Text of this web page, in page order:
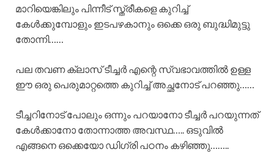
മാറിയെങ്കിലും പിന്നീട് സ്ത്രീകളെ കുറിച്ച്
കേൾക്കുമ്പോളും ഇടപഴകാനും ഒക്കെ ഒരു ബുദ്ധിമുട്ടു
തോന്നി……
പല തവണ ക്ലാസ് ടീച്ചർ എന്റെ സ്വഭാവത്തിൽ ഉള്ള
ഈ ഒരു പെരുമാറ്റത്തെ കുറിച്ച് അച്ഛനോട് പറഞ്ഞു……
ടീച്ചറിനോട് പോലും ഒന്നും പറയാനോ ടീച്ചർ പറയുന്നത്
കേൾക്കാനോ തോന്നാത്ത അവസ്ഥ….. ഒടുവിൽ
എങ്ങനെ ഒക്കെയോ ഡിഗ്രി പഠനം കഴിഞ്ഞു……..